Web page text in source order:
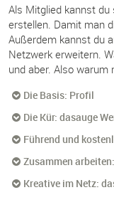
Als Mitglied kannst du
erstellen. Damit man
Außerdem kannst du
Netzwerk erweitern.
und aber. Also warum
Die Basis: Profil
Die Kür: dasauge
Führend und
Zusammen
Kreative im Netz: